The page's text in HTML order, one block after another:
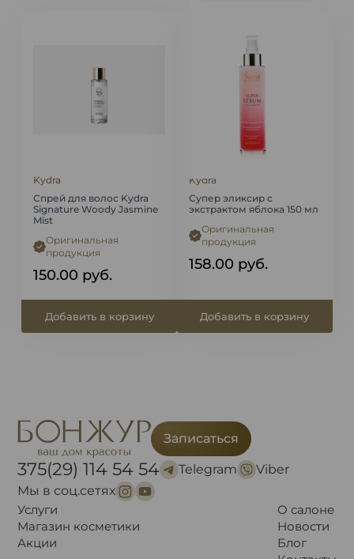
Kydra
Спрей для волос Kydra
Signature Woody Jasmine
Mist
Оригинальная
продукция
150.00 руб.
Добавить в корзину
Kydra
Супер эликсир с
экстрактом яблока 150 мл
Оригинальная
продукция
158.00 руб.
Добавить в корзину
Записаться
375(29) 114 54 54 Telegram
Viber
Мы в соц.сетях
Услуги
Магазин косметики
Акции
О салоне
Новости
Блог